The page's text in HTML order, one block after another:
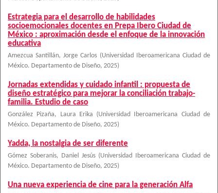
Estrategia para el desarrollo de habilidades
socioemocionales docentes en Prepa Ibero Ciudad de
México : aproximación desde el enfoque de la innovación
educativa
Amezcua Santillán, Jorge Carlos (Universidad Iberoamericana Ciudad de
México. Departamento de Diseño, 2025)
Jornadas extendidas y cuidado infantil : propuesta de
diseño estratégico para mejorar la conciliación trabajo-
familia. Estudio de caso
González Pizaña, Laura Erika (Universidad Iberoamericana Ciudad de
México. Departamento de Diseño, 2025)
Yadda, la nostalgia de ser diferente
Gómez Soberanis, Daniel Jesús (Universidad Iberoamericana Ciudad de
México. Departamento de Diseño, 2025)
Una nueva experiencia de cine para la generación Alfa